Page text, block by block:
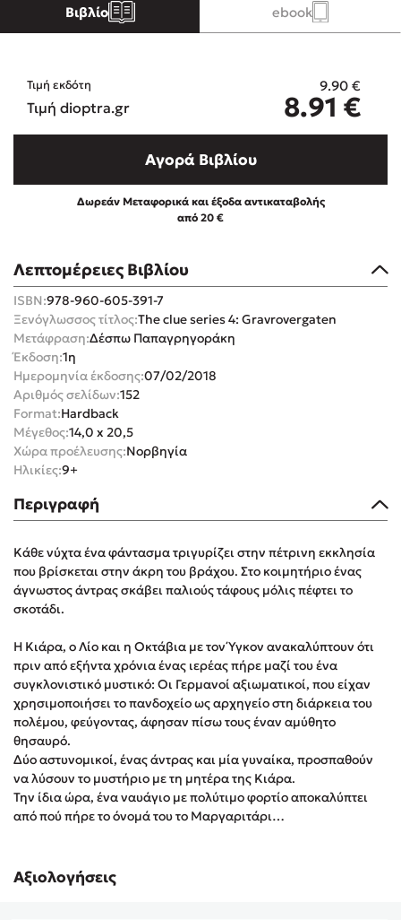
Πάνω, κάτω, μπροστά, πίσω
Η μέθοδος Αφήστε τους
Δημοφιλείς Συγγραφείς
Φυστίκι ΠουΚυλάει
El Sombrero
Sebastian Fitzek
Freida McFadden
Κατρίνα Τσάνταλη
Mimi Matthews
Benzamin Bécue
Rebecca Yarros
Teo Benedetti
Τζένη Κουτσοδημητροπούλου
Emily Henry
Ali Hazelwood
Δανάη Ιμπραχήμ
Βιβλίο ebook
Λεπτομέρειες Βιβλίου
ISBN:978-960-605-391-7
Ξενόγλωσσος τίτλος:The clue series 4: Gravrovergaten
Μετάφραση:Δέσπω Παπαγρηγοράκη
Έκδοση:1η
Ημερομηνία έκδοσης:07/02/2018
Αριθμός σελίδων:152
Format:Hardback
Μέγεθος:14,0 x 20,5
Χώρα προέλευσης:Νορβηγία
Ηλικίες:9+
Τιμή εκδότη 9.90 €
Τιμή dioptra.gr 8.91 €
Αγορά Βιβλίου
Δωρεάν Μεταφορικά και έξοδα αντικαταβολής
από 20 €
Περιγραφή
Κάθε νύχτα ένα φάντασμα τριγυρίζει στην πέτρινη εκκλησία
που βρίσκεται στην άκρη του βράχου. Στο κοιμητήριο ένας
άγνωστος άντρας σκάβει παλιούς τάφους μόλις πέφτει το
σκοτάδι.
Η Κιάρα, ο Λίο και η Οκτάβια με τον Ύγκον ανακαλύπτουν ότι
πριν από εξήντα χρόνια ένας ιερέας πήρε μαζί του ένα
συγκλονιστικό μυστικό: Οι Γερμανοί αξιωματικοί, που είχαν
χρησιμοποιήσει το πανδοχείο ως αρχηγείο στη διάρκεια του
πολέμου, φεύγοντας, άφησαν πίσω τους έναν αμύθητο
θησαυρό.
Δύο αστυνομικοί, ένας άντρας και μία γυναίκα, προσπαθούν
να λύσουν το μυστήριο με τη μητέρα της Κιάρα.
Την ίδια ώρα, ένα ναυάγιο με πολύτιμο φορτίο αποκαλύπτει
από πού πήρε το όνομά του το Μαργαριτάρι…
Αξιολογήσεις